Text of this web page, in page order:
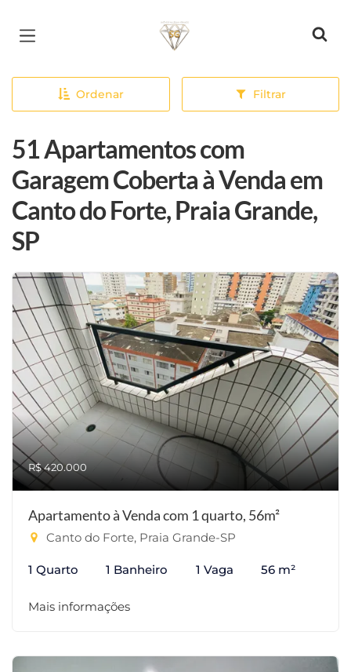
Página inicial
Ordenar Filtrar
51 Apartamentos com
Garagem Coberta à Venda em
Canto do Forte, Praia Grande,
SP
R$ 420.000
Apartamento à Venda com 1 quarto, 56m²
Canto do Forte, Praia Grande-SP
1 Quarto 1 Banheiro 1 Vaga 56 m²
Mais informações